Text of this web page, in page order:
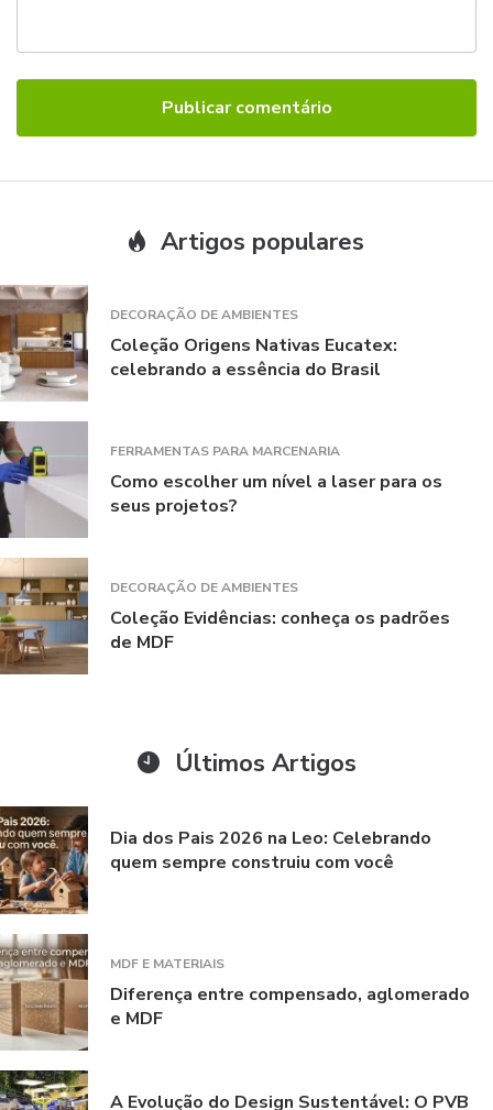
Artigos populares
DECORAÇÃO DE AMBIENTES
Coleção Origens Nativas Eucatex:
celebrando a essência do Brasil
FERRAMENTAS PARA MARCENARIA
Como escolher um nível a laser para os
seus projetos?
DECORAÇÃO DE AMBIENTES
Coleção Evidências: conheça os padrões
de MDF
Últimos Artigos
Dia dos Pais 2026 na Leo: Celebrando
quem sempre construiu com você
MDF E MATERIAIS
Diferença entre compensado, aglomerado
e MDF
A Evolução do Design Sustentável: O PVB